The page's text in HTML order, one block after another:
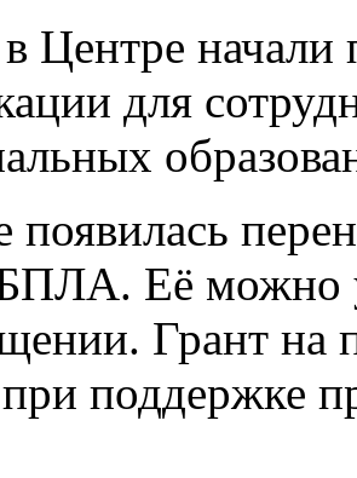
Центре
для
Её можно
Грант на
поддержке